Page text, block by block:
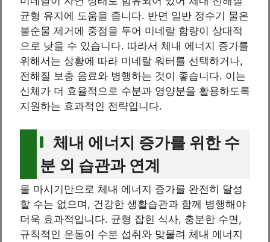
균형 유지에 도움을 줍니다. 반면 일반 정수기 물은
불순물 제거에 중점을 두어 미네랄 함량이 상대적
으로 낮을 수 있습니다. 따라서 체내 에너지 증가를
위해서는 상황에 따라 미네랄 워터를 선택하거나,
전해질 보충 음료와 병행하는 것이 좋습니다. 이는
신체가 더 효율적으로 수분과 영양분을 활용하도록
지원하는 효과적인 전략입니다.
체내 에너지 증가를 위한 수
분 외 습관과 연계
물 마시기만으로 체내 에너지 증가를 완전히 달성
할 수는 없으며, 건강한 생활습관과 함께 병행해야
더욱 효과적입니다. 균형 잡힌 식사, 충분한 수면,
규칙적인 운동이 수분 섭취와 맞물려 체내 에너지